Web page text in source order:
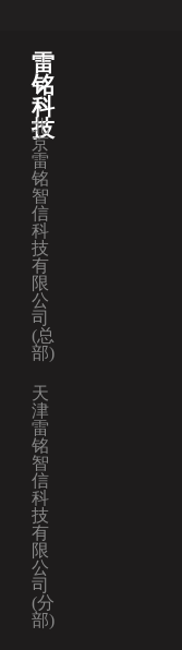
雷
铭
科
技
北
京
雷
铭
智
信
科
技
有
限
公
司
(总
部)
天
津
雷
铭
智
信
科
技
有
限
公
司
(分
部)